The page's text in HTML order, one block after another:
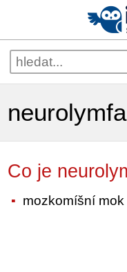
neurolymfa
Co je
mozkomíšní mok